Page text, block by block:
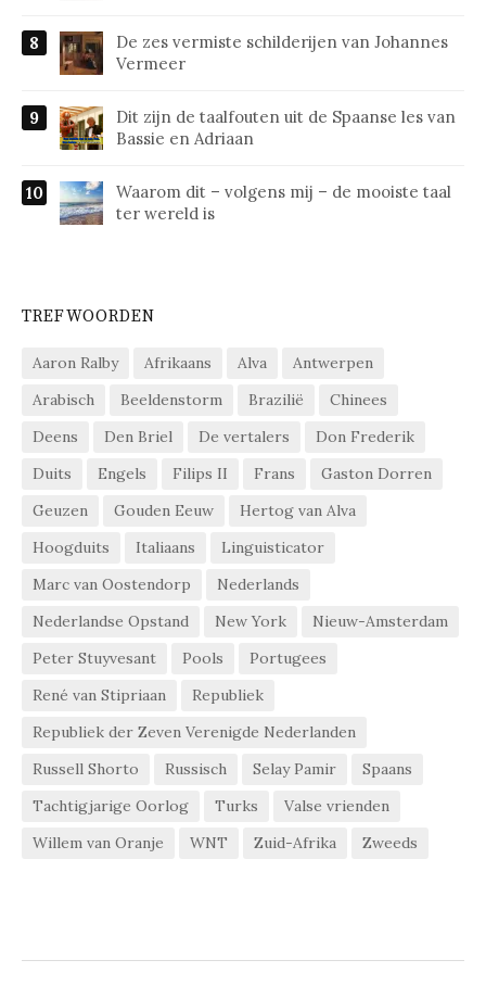
De zes vermiste schilderijen van Johannes
Vermeer
Dit zijn de taalfouten uit de Spaanse les van
Bassie en Adriaan
Waarom dit – volgens mij – de mooiste taal
ter wereld is
TREFWOORDEN
Aaron Ralby Afrikaans Alva
Antwerpen
Arabisch
Beeldenstorm Brazilië
Chinees
Deens
Den Briel De vertalers
Don Frederik
Duits
Engels Filips II Frans
Gaston Dorren
Geuzen
Gouden Eeuw
Hertog van Alva
Hoogduits
Italiaans
Linguisticator
Marc van Oostendorp
Nederlands
Nederlandse Opstand
New York
Nieuw-Amsterdam
Peter Stuyvesant
Pools
Portugees
René van Stipriaan
Republiek
Republiek der Zeven Verenigde Nederlanden
Russell Shorto
Russisch Selay Pamir
Spaans
Tachtigjarige Oorlog
Turks
Valse vrienden
Willem van Oranje
WNT Zuid-Afrika Zweeds